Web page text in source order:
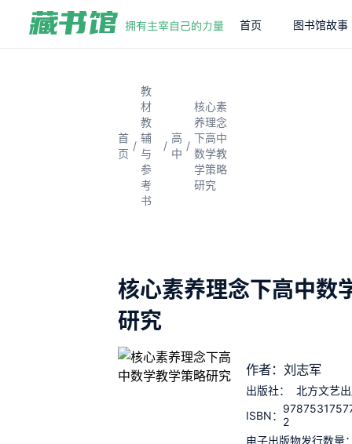
首页 图书馆故事
首
页
/
教
材
教
辅
与
参
考
书
/
高
中
/
核心素
养理念
下高中
数学教
学策略
研究
核心素养理念下高中数
研究
作者：刘志军
出版社：
北方文艺
ISBN： 2
电子出版物发行数量